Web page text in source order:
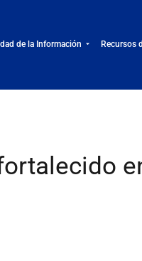
de la Información Recursos